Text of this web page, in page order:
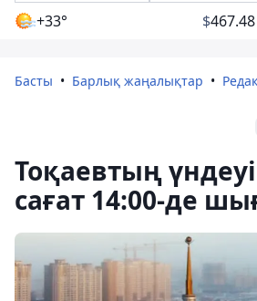
+33° $467.48
Басты Барлық жаңалықтар
Тоқаевтың
сағат 14:00-де